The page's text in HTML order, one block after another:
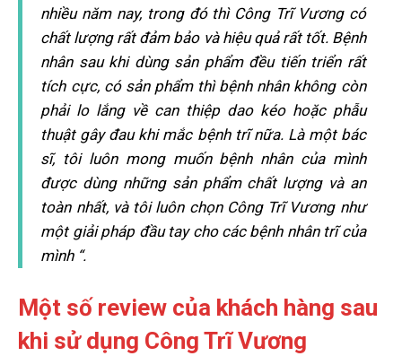
nhiều năm nay, trong đó thì Công Trĩ Vương có
chất lượng rất đảm bảo và hiệu quả rất tốt. Bệnh
nhân sau khi dùng sản phẩm đều tiến triển rất
tích cực, có sản phẩm thì bệnh nhân không còn
phải lo lắng về can thiệp dao kéo hoặc phẫu
thuật gây đau khi mắc bệnh trĩ nữa. Là một bác
sĩ, tôi luôn mong muốn bệnh nhân của mình
được dùng những sản phẩm chất lượng và an
toàn nhất, và tôi luôn chọn Công Trĩ Vương như
một giải pháp đầu tay cho các bệnh nhân trĩ của
mình “.
Một số review của khách hàng sau
khi sử dụng Công Trĩ Vương